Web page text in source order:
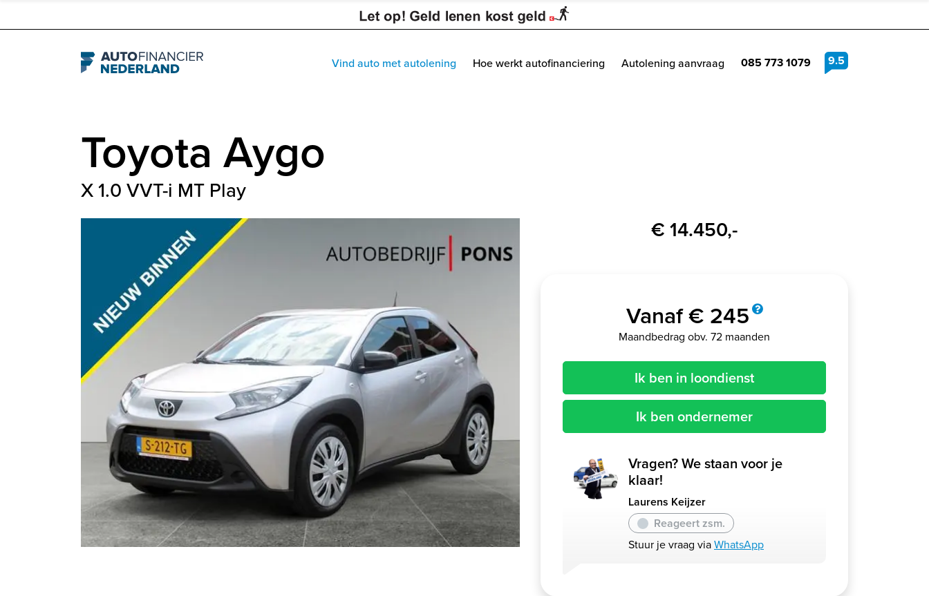
Navigation 9.5
Vind auto met autolening Hoe werkt autofinanciering Autolening aanvraag 085 773 1079
Toyota Aygo
X 1.0 VVT-i MT Play
€ 14.450,-
Vanaf € 245
Maandbedrag obv. 72 maanden
Ik ben in loondienst
Ik ben ondernemer
Vragen? We staan voor je
klaar!
Laurens Keijzer
Reageert zsm.
Stuur je vraag viaWhatsApp